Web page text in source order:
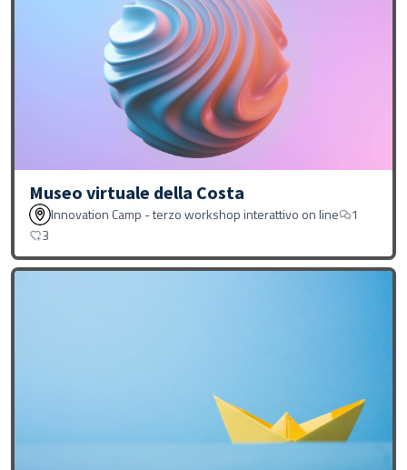
Museo virtuale della Costa
Innovation Camp - terzo workshop interattivo on line
1
3